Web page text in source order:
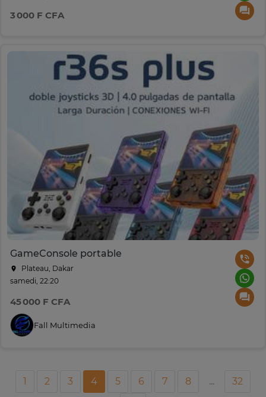
3 000 F CFA
GameConsole portable
Plateau, Dakar
samedi, 22:20
45 000 F CFA
Fall Multimedia
1 2 3 4 5 6 7 8 ...
32